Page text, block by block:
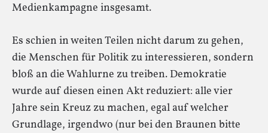
Medienkampagne insgesamt.
Es schien in weiten Teilen nicht darum zu gehen,
die Menschen für Politik zu interessieren, sondern
bloß an die Wahlurne zu treiben. Demokratie
wurde auf diesen einen Akt reduziert: alle vier
Jahre sein Kreuz zu machen, egal auf welcher
Grundlage, irgendwo (nur bei den Braunen bitte